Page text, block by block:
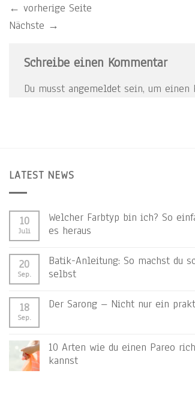
← vorherige Seite
Nächste →
Schreibe einen Kommentar
Du musst angemeldet sein, um einen
LATEST NEWS
10
Juli
Welcher Farbtyp bin ich? So
es heraus
20
Sep.
Batik-Anleitung: So machst du
selbst
18
Sep.
Der Sarong – Nicht nur ein
10 Arten wie du einen Pareo
kannst